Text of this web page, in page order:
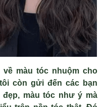
về màu tóc nhuộm cho
còn gửi đến các bạn
màu tóc như ý mà